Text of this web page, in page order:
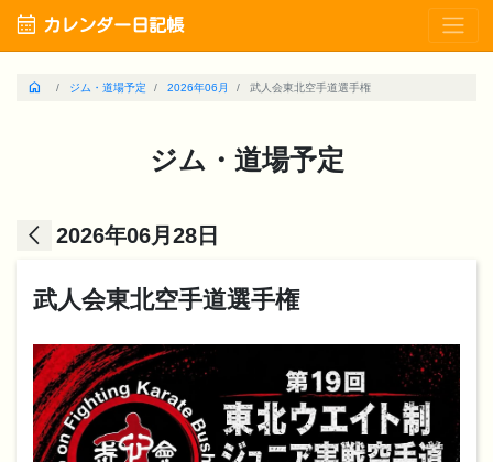
calendar_month カレンダー日記帳
home ジム・道場予定 2026年06月 武人会東北空手道選手権
ジム・道場予定
arrow_back_ios 2026年06月28日
武人会東北空手道選手権